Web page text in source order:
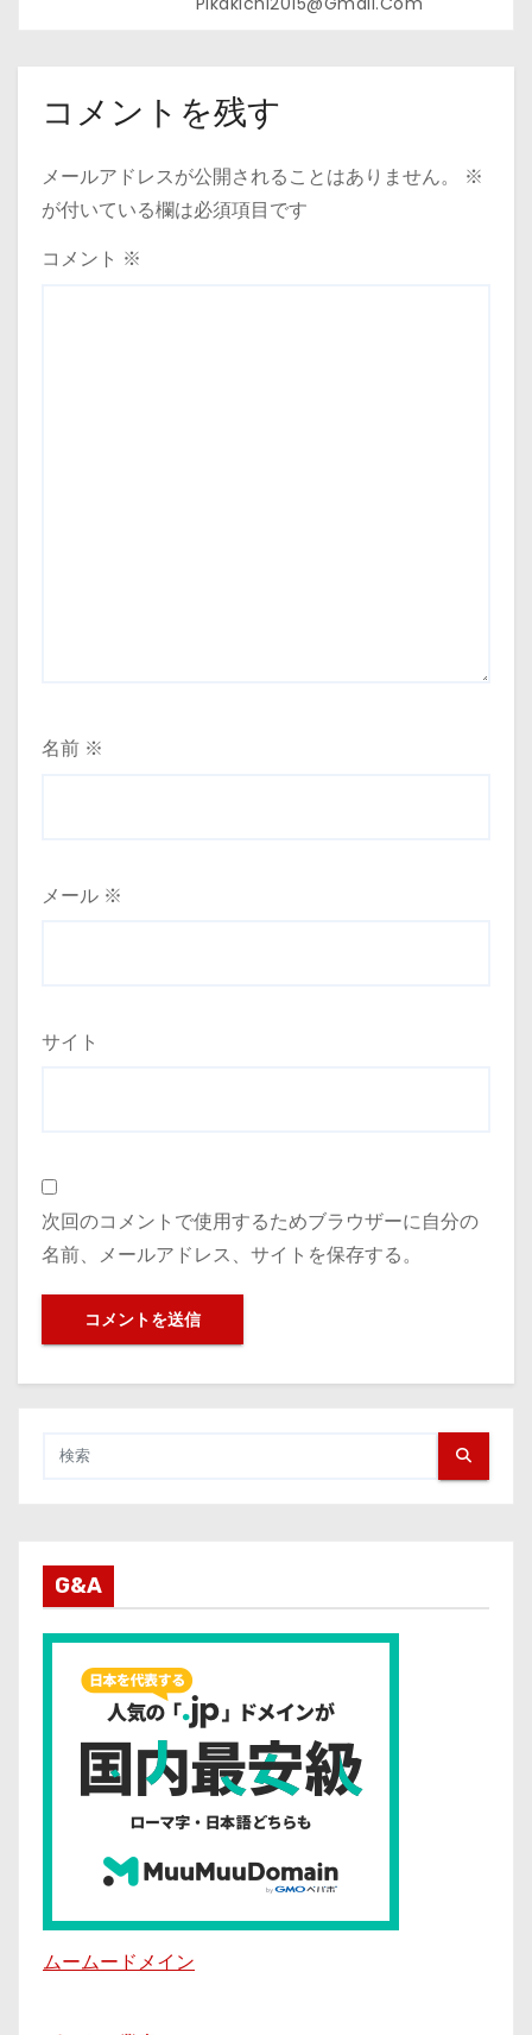
コメントを残す
メールアドレスが公開されることはありません。
※
が付いている欄は必須項目です
コメント ※
名前 ※
メール ※
サイト
次回のコメントで使用するためブラウザーに自分の
名前、メールアドレス、サイトを保存する。
G&A
ムームードメイン